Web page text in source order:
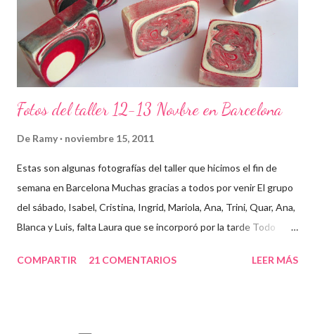
Fotos del taller 12-13 Novbre en Barcelona
De Ramy noviembre 15, 2011
Estas son algunas fotografías del taller que hicimos el fin de
semana en Barcelona Muchas gracias a todos por venir El grupo
del sábado, Isabel, Cristina, Ingrid, Mariola, Ana, Trini, Quar, Ana,
Blanca y Luis, falta Laura que se incorporó por la tarde Todo
primero un poco de teórica para tener claro lo que tenemos que
COMPARTIR 21 COMENTARIOS LEER MÁS